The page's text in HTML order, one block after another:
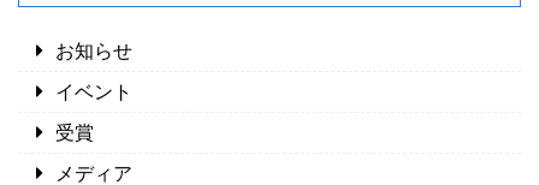
お知らせ
イベント
受賞
メディア